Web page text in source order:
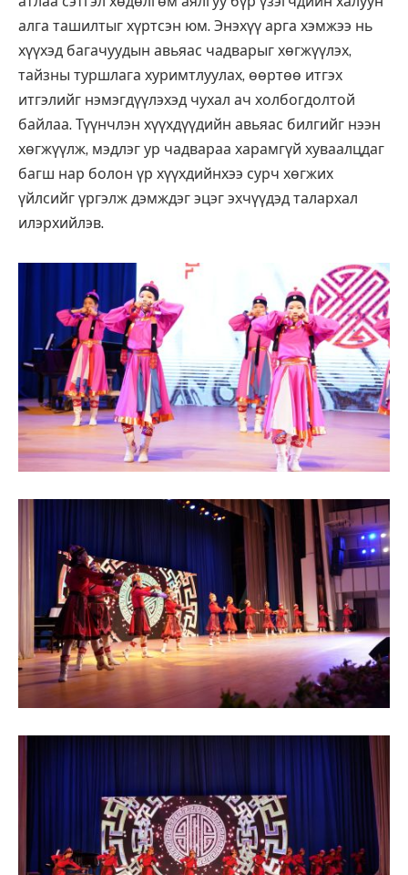
алга ташилтыг хүртсэн юм. Энэхүү арга хэмжээ нь
хүүхэд багачуудын авьяас чадварыг хөгжүүлэх,
тайзны туршлага хуримтлуулах, өөртөө итгэх
итгэлийг нэмэгдүүлэхэд чухал ач холбогдолтой
байлаа. Түүнчлэн хүүхдүүдийн авьяас билгийг нээн
хөгжүүлж, мэдлэг ур чадвараа харамгүй хуваалцдаг
багш нар болон үр хүүхдийнхээ сурч хөгжих
үйлсийг үргэлж дэмждэг эцэг эхчүүдэд талархал
илэрхийлэв.